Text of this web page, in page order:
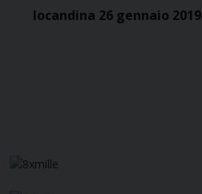
locandina 26 gennaio 2019